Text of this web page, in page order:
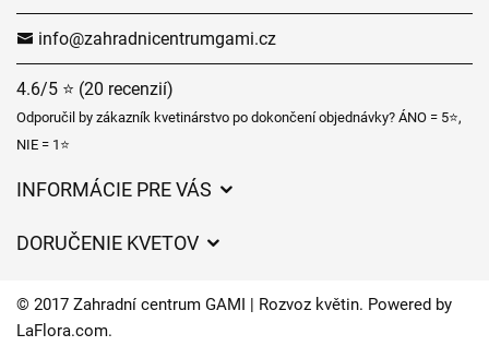
info@zahradnicentrumgami.cz
4.6/5 ⭐ (20 recenzií)
Odporučil by zákazník kvetinárstvo po dokončení objednávky? ÁNO = 5⭐,
NIE = 1⭐
INFORMÁCIE PRE VÁS
Časy doručenia kvetov – prehľad možností
DORUČENIE KVETOV
Kam doručujeme kvety
© 2017 Zahradní centrum GAMI | Rozvoz květin. Powered by
LaFlora.com.